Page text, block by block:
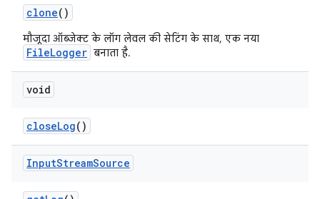
clone()
मौजूदा ऑब्जेक्ट के लॉग लेवल की सेटिंग के साथ, एक नया
FileLogger बनाता है.
void
closeLog()
InputStreamSource